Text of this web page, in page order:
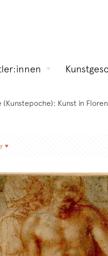
Kunst in